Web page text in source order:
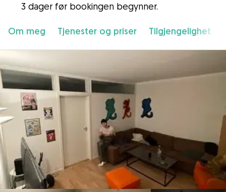
3 dager før bookingen begynner.
Om meg Tjenester og priser Tilgjengelighet